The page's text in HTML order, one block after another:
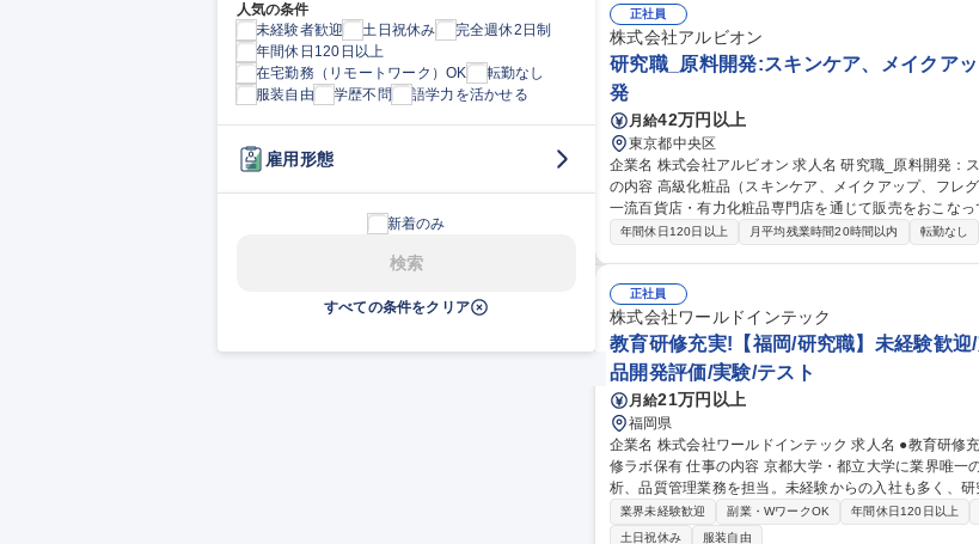
人気の条件
未経験者歓迎
土日祝休み
完全週休2日制
年間休日120日以上
在宅勤務（リモートワーク）OK
転勤なし
服装自由
学歴不問 語学力を活かせる
雇用形態
新着のみ
検索
すべての条件をクリア
商品開発(研究職)】転勤無/無添加石けんトップクラス企
正社員
株式会社アルビオン
研究職_原料開発:スキンケア、メイクア
発
月給42万円以上
東京都中央区
企業名 株式会社アルビオン 求人名 研究職_原料開発：スキンケア、メイクアップ、フレグランス、ヘアケア 仕事
の内容 高級化粧品（スキンケア、メイクアップ、フレ
一流百貨店・有力化粧品専門店を通じて販売をおこなっています。 自社オリジナル原料開発に
ッシングの創出と研究開発の推進 ■機能性美容剤の研
年間休日120日以上 月平均残業時間20時間以内 転勤なし
正社員
株式会社ワールドインテック
教育研修充実!【福岡/研究職】未経験歓
品開発評価/実験/テスト
月給21万円以上
福岡県
企業名 株式会社ワールドインテック 求人名 ●教育研修充実!【福岡/研究職】未経験歓迎/京都大学・都立大学に研
修ラボ保有 仕事の内容 京都大学・都立大学に業界唯一の研修ラボを保有し、マンツーマン研修を実施。研究や分
析、品質管理業務を担当。未経験からの入社も多く、研究者
容】医薬品開発,有機合成,素材開発,化粧品開発,分析,動
が基本で1社複数名の配属 となりますので、教育体制
業界未経験歓迎 副業・WワークOK 年間休日120日以上
土日祝休み
服装自由